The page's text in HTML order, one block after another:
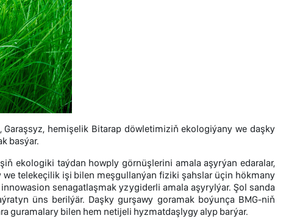
hemişelik Bitarap döwletimiziň ekologiýany we daşky
basýar.
ekologiki taýdan howply görnüşlerini amala aşyrýan edaralar,
telekeçilik işi bilen meşgullanýan fiziki şahslar üçin hökmany
senagatlaşmak yzygiderli amala aşyrylýar. Şol sanda
üns berilýär. Daşky gurşawy goramak boýunça BMG-niň
guramalary bilen hem netijeli hyzmatdaşlygy alyp barýar.